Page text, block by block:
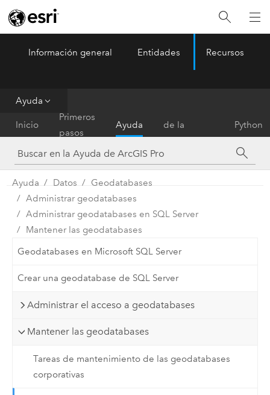
ArcGIS Pro Menu
Información general Entidades Recursos
Ayuda
Inicio
Primeros
pasos
Ayuda
de la
herramienta
Python
Ayuda Datos
Geodatabases
Administrar geodatabases
Administrar geodatabases en SQL Server
Mantener las geodatabases
Geodatabases en Microsoft SQL Server
Crear una geodatabase de SQL Server
Administrar el acceso a geodatabases
Mantener las geodatabases
Tareas de mantenimiento de las geodatabases
corporativas